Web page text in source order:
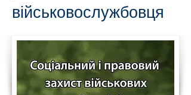
військовослужбовця